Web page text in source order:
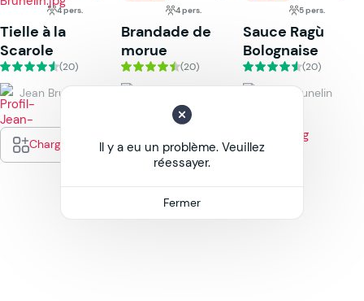
4 pers.
Tielle à la
Scarole
(20)
Jean Brunelin
4 pers.
Brandade de
morue
(20)
5 pers.
Sauce Ragù
Bolognaise
(20)
Jean Brunelin
Charger plus
Il y a eu un problème. Veuillez
réessayer.
Fermer